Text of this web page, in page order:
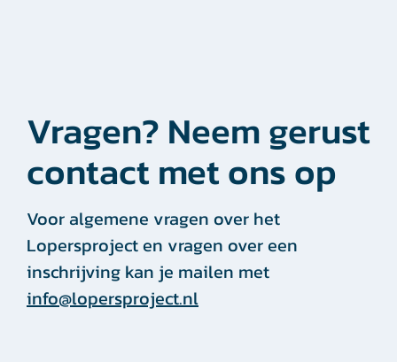
Vragen? Neem gerust
contact met ons op
Voor algemene vragen over het
Lopersproject en vragen over een
inschrijving kan je mailen met
info@lopersproject.nl